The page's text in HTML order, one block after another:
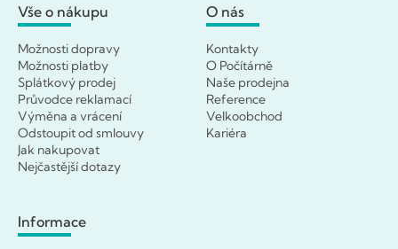
Vše o nákupu
Možnosti dopravy
Možnosti platby
Splátkový prodej
Průvodce reklamací
Výměna a vrácení
Odstoupit od smlouvy
Jak nakupovat
Nejčastější dotazy
O nás
Kontakty
O Počítárně
Naše prodejna
Reference
Velkoobchod
Kariéra
Informace